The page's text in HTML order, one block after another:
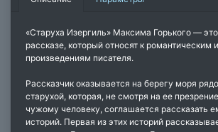
«Старуха Изергиль» Максима Горького —
рассказе, который относят к
произведениям писателя.
Рассказчик оказывается на берегу моря
старухой, которая, не смотря на ее
чужому человеку, соглашается рассказать
историй. Первая из этих историй